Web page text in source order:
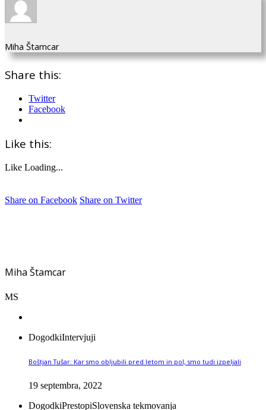
Miha Štamcar
Share this:
Twitter
Facebook
Like this:
Like Loading...
Share on Facebook Share on Twitter
Miha Štamcar
MS
DogodkiIntervjuji
Boštjan Tušar: Kar smo obljubili pred letom in pol, smo tudi izpeljali
19 septembra, 2022
DogodkiPrestopiSlovenska tekmovanja